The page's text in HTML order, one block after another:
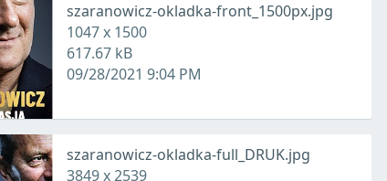
szaranowicz-okladka-front_1500px.jpg
1047 x 1500
617.67 kB
09/28/2021 9:04 PM
szaranowicz-okladka-full_DRUK.jpg
3849 x 2539